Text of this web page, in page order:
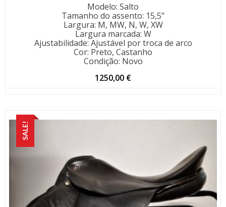
Modelo: Salto
Tamanho do assento: 15,5"
Largura: M, MW, N, W, XW
Largura marcada: W
Ajustabilidade: Ajustável por troca de arco
Cor: Preto, Castanho
Condição: Novo
1250,00 €
SALE!